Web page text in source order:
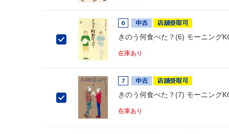
6 中古 店舗受取可
きのう何食べた？(6) モーニング
在庫あり
7 中古 店舗受取可
きのう何食べた？(7) モーニング
在庫あり